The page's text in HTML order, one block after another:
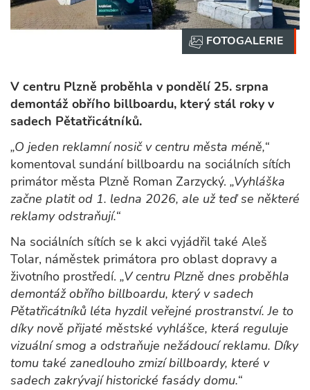
V centru Plzně proběhla v pondělí 25. srpna
demontáž obřího billboardu, který stál roky v
sadech Pětatřicátníků.
„O jeden reklamní nosič v centru města méně,“
komentoval sundání billboardu na sociálních sítích
primátor města Plzně Roman Zarzycký. „Vyhláška
začne platit od 1. ledna 2026, ale už teď se některé
reklamy odstraňují.“
Na sociálních sítích se k akci vyjádřil také Aleš
Tolar, náměstek primátora pro oblast dopravy a
životního prostředí. „V centru Plzně dnes proběhla
demontáž obřího billboardu, který v sadech
Pětatřicátníků léta hyzdil veřejné prostranství. Je to
díky nově přijaté městské vyhlášce, která reguluje
vizuální smog a odstraňuje nežádoucí reklamu. Díky
tomu také zanedlouho zmizí billboardy, které v
sadech zakrývají historické fasády domu.“